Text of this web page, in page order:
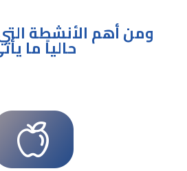
ومن أهم الأنشطة
حالياً ما